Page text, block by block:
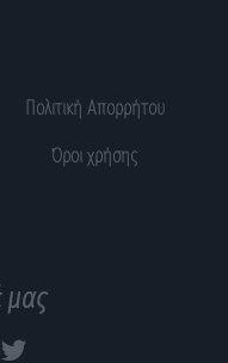
Πολιτική Απορρήτου
Όροι χρήσης
μας